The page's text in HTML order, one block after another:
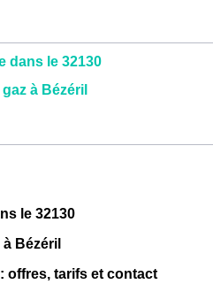
dans le 32130
à Bézéril
le 32130
Bézéril
offres, tarifs et contact